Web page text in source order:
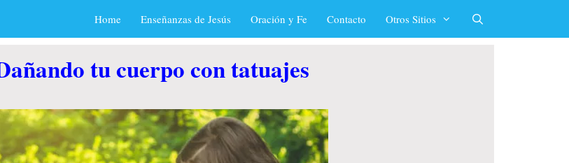
Home Enseñanzas de Jesús Oración y Fe Contacto Otros Sitios
tu cuerpo con tatuajes